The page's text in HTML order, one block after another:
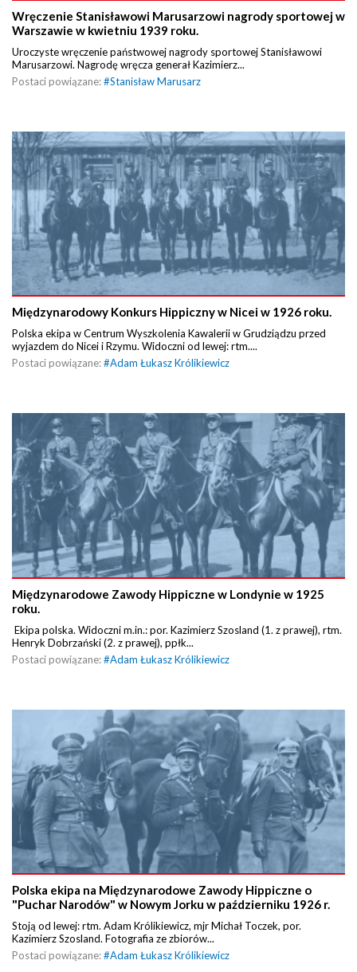
Wręczenie Stanisławowi Marusarzowi nagrody sportowej w
Warszawie w kwietniu 1939 roku.
Uroczyste wręczenie państwowej nagrody sportowej Stanisławowi
Marusarzowi. Nagrodę wręcza generał Kazimierz...
Postaci powiązane:#Stanisław Marusarz
Międzynarodowy Konkurs Hippiczny w Nicei w 1926 roku.
Polska ekipa w Centrum Wyszkolenia Kawalerii w Grudziądzu przed
wyjazdem do Nicei i Rzymu. Widoczni od lewej: rtm....
Postaci powiązane:#Adam Łukasz Królikiewicz
Międzynarodowe Zawody Hippiczne w Londynie w 1925
roku.
Ekipa polska. Widoczni m.in.: por. Kazimierz Szosland (1. z prawej), rtm.
Henryk Dobrzański (2. z prawej), ppłk...
Postaci powiązane:#Adam Łukasz Królikiewicz
Polska ekipa na Międzynarodowe Zawody Hippiczne o
"Puchar Narodów" w Nowym Jorku w październiku 1926 r.
Stoją od lewej: rtm. Adam Królikiewicz, mjr Michał Toczek, por.
Kazimierz Szosland. Fotografia ze zbiorów...
Postaci powiązane:#Adam Łukasz Królikiewicz